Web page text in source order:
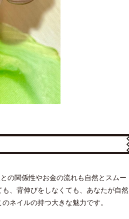
の関係性やお金の流れも自然とスムー
、背伸びをしなくても、あなたが自然
ネイルの持つ大きな魅力です。